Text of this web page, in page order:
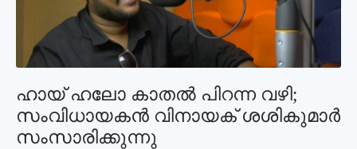
ഹായ് ഹലോ കാതല്‍ പിറന്ന വഴി;
സംവിധായകന്‍ വിനായക് ശശികുമാര്‍
സംസാരിക്കുന്നു